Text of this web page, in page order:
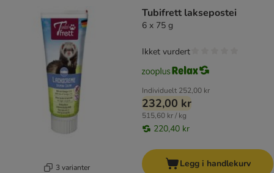
3 varianter
Tubifrett laksepostei
6 x 75 g
Individuelt 252,00 kr
232,00 kr
515,60 kr / kg
220,40 kr
Ikket vurdert
Legg i handlekurv